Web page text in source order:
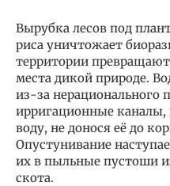
Вырубка лесов под
риса уничтожает
территории
места дикой природе.
из-за нерационального
ирригационные
воду, не донося её до
Опустунивание
их в пыльные пустоши
скота.